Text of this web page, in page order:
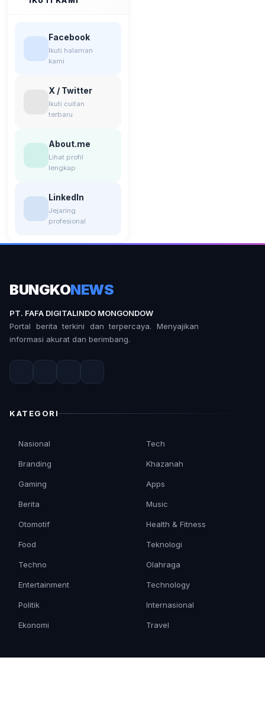
Facebook
Ikuti halaman
kami
X / Twitter
Ikuti cuitan
terbaru
About.me
Lihat profil
lengkap
LinkedIn
Jejaring
profesional
BUNGKONEWS
PT. FAFA DIGITALINDO MONGONDOW
Portal berita terkini dan terpercaya. Menyajikan
informasi akurat dan berimbang.
KATEGORI
Nasional
Branding
Gaming
Berita
Otomotif
Tech
Khazanah
Apps
Music
Health & Fitness
Food
Techno
Entertainment
Politik
Ekonomi
Teknologi
Olahraga
Technology
Internasional
Travel